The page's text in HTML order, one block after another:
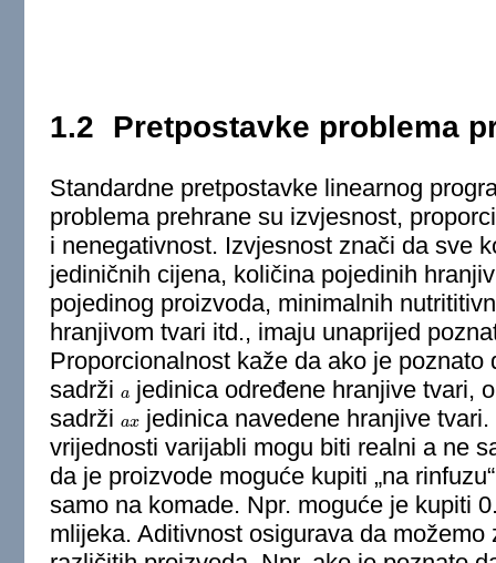
1.2 Pretpostavke problema
Standardne pretpostavke linearnog
problema prehrane su izvjesnost,
i nenegativnost. Izvjesnost znači da sve
jediničnih cijena, količina pojedinih
pojedinog proizvoda, minimalnih
hranjivom tvari itd., imaju unaprijed
Proporcionalnost kaže da ako je
sadrži a
ajedinica određene hranjive tvari,
sadrži ax
ax jedinica navedene hranjive
vrijednosti varijabli mogu biti realni a ne
da je proizvode moguće kupiti „na
samo na komade. Npr. moguće je kupiti
mlijeka. Aditivnost osigurava da